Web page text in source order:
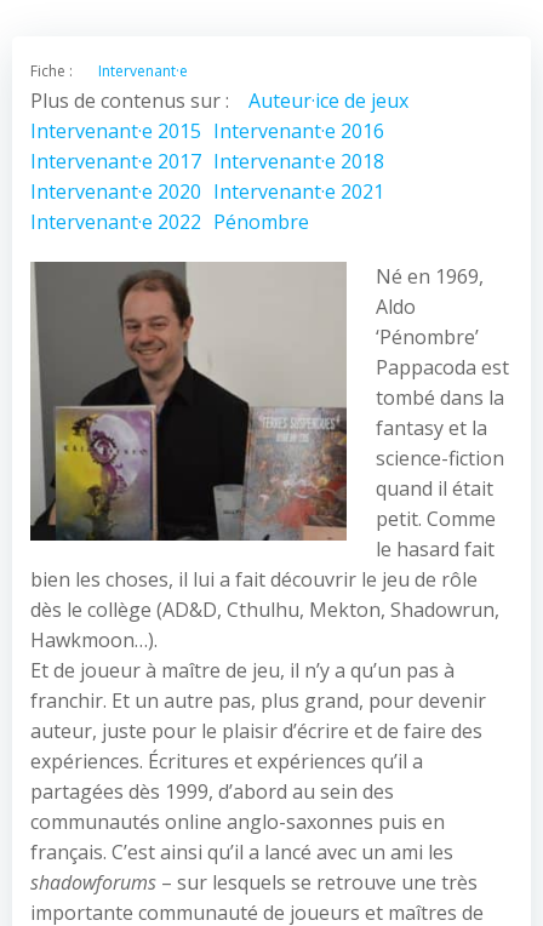
Fiche : Intervenant·e
Plus de contenus sur :
Auteur·ice de jeux
Intervenant·e 2015 Intervenant·e 2016
Intervenant·e 2017 Intervenant·e 2018
Intervenant·e 2020 Intervenant·e 2021
Intervenant·e 2022 Pénombre
Né en 1969,
Aldo
‘Pénombre’
Pappacoda est
tombé dans la
fantasy et la
science-fiction
quand il était
petit. Comme
le hasard fait
bien les choses, il lui a fait découvrir le jeu de rôle
dès le collège (AD&D, Cthulhu, Mekton, Shadowrun,
Hawkmoon…).
Et de joueur à maître de jeu, il n’y a qu’un pas à
franchir. Et un autre pas, plus grand, pour devenir
auteur, juste pour le plaisir d’écrire et de faire des
expériences. Écritures et expériences qu’il a
partagées dès 1999, d’abord au sein des
communautés online anglo-saxonnes puis en
français. C’est ainsi qu’il a lancé avec un ami les
shadowforums – sur lesquels se retrouve une très
importante communauté de joueurs et maîtres de